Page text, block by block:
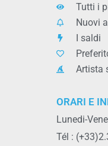
Tutti i
Nuovi
I saldi
Artista
ORARI E
Lunedi-
Tél :